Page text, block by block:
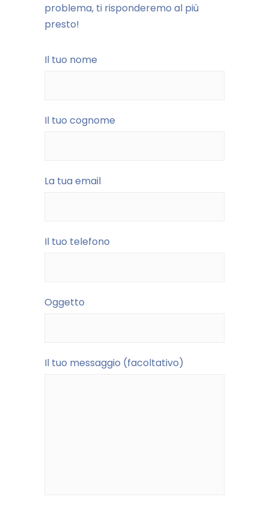
problema, ti risponderemo al più
presto!
Il tuo nome
Il tuo cognome
La tua email
Il tuo telefono
Oggetto
Il tuo messaggio (facoltativo)